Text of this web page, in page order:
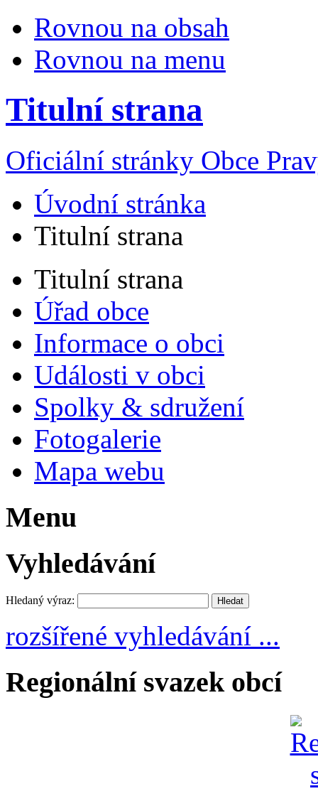
Rovnou na obsah
Rovnou na menu
Titulní strana
Oficiální stránky Obce
Úvodní stránka
Titulní strana
Titulní strana
Úřad obce
Informace o obci
Události v obci
Spolky & sdružení
Fotogalerie
Mapa webu
Menu
Vyhledávání
Hledaný výraz:
rozšířené vyhledávání ...
Regionální svazek obcí